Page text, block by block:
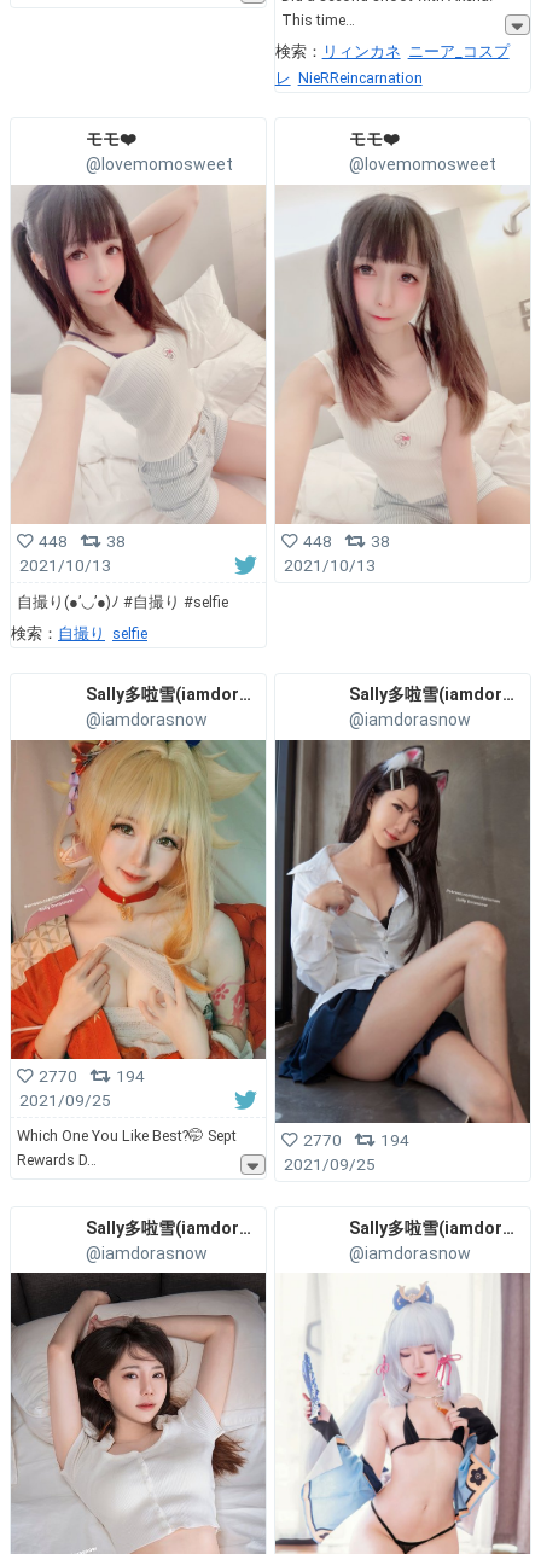
This time
検索： リィンカネ ニーア_コスプ
レ NieRReincarnation
モモ❤️
@lovemomosweet
448
38
2021/10/13
自撮り(●’◡’●)ﾉ #自撮り #selfie
検索： 自撮り selfie
モモ❤️
@lovemomosweet
448
38
2021/10/13
Sally多啦雪(iamdorasnow)
@iamdorasnow
2770
194
2021/09/25
Which One You Like Best?🤭 Sept
Rewards D
Sally多啦雪(iamdorasnow)
@iamdorasnow
2770
194
2021/09/25
Sally多啦雪(iamdorasnow)
@iamdorasnow
Sally多啦雪(iamdorasnow)
@iamdorasnow